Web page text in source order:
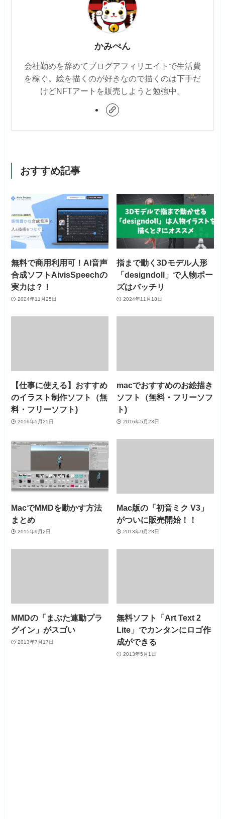
かみぺん
会社勤めを辞めてブログアフィリエイトで生活費
を稼ぐ。絵を描くのが好きなので描くのは下手だ
けどNFTアートを販売しようと勉強中。
おすすめ記事
無料で商用利用可！AI音声
合成ソフトAivisSpeechの
実力は？！
2024年11月25日
指まで動く3Dモデル人形
「designdoll」で人物ポー
ズはバッチリ
2024年11月18日
【仕事に使える】おすすめ
のイラスト制作ソフト（無
料・フリーソフト)
2016年5月25日
macでおすすめのお絵描き
ソフト（無料・フリーソフ
ト)
2016年5月23日
MacでMMDを動かす方法
まとめ
2015年9月2日
Mac版の「初音ミク V3」
がついに販売開始！！
2013年9月28日
MMDの「まぶた連動プラ
グイン」がスゴい
2013年7月17日
無料ソフト「Art Text 2
Lite」でカンタンにロゴ作
成ができる
2013年5月1日